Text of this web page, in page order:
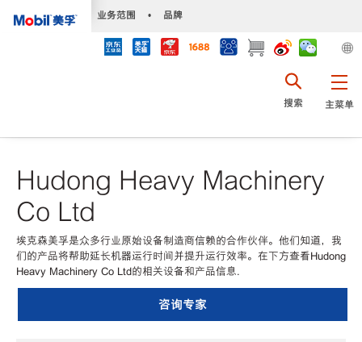
业务范围 • 品牌
主菜单
搜索
Hudong Heavy Machinery
Co Ltd
埃克森美孚是众多行业原始设备制造商信赖的合作伙伴。他们知道，我
们的产品将帮助延长机器运行时间并提升运行效率。在下方查看Hudong
Heavy Machinery Co Ltd的相关设备和产品信息.
咨询专家